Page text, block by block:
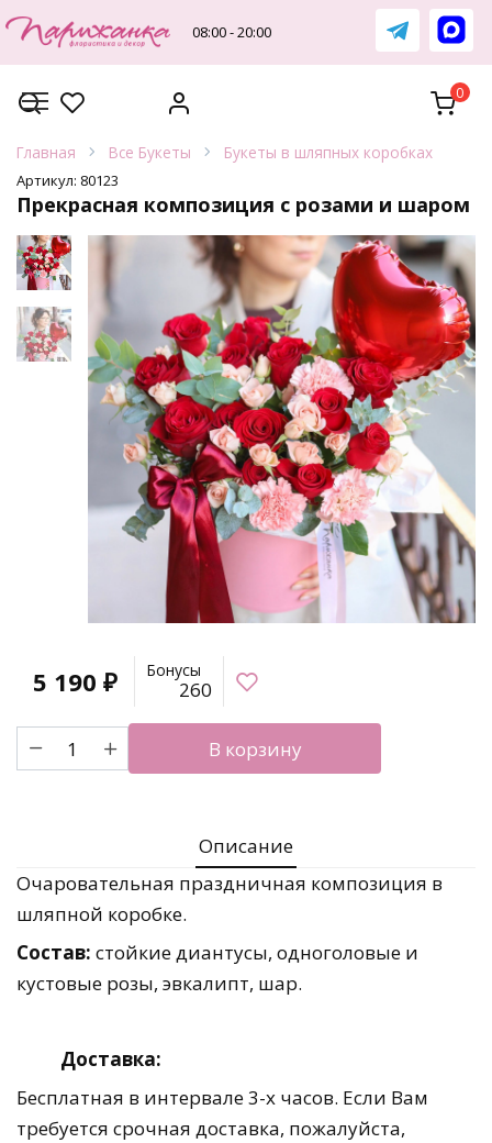
к
содержанию
08:00 - 20:00
0
Главная Все Букеты Букеты в шляпных коробках
Артикул: 80123
Прекрасная композиция с розами и шаром
5 190 ₽ Бонусы
260
Количество
товара
шаром
В корзину
Описание
Очаровательная праздничная композиция в
шляпной коробке.
Состав: стойкие диантусы, одноголовые и
кустовые розы, эвкалипт, шар.
Доставка:
Бесплатная в интервале 3-х часов. Если Вам
требуется срочная доставка, пожалуйста,